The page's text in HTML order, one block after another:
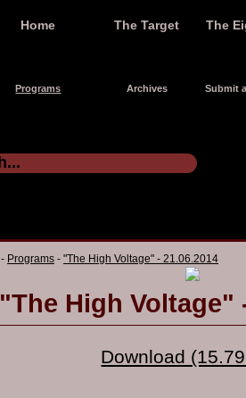
Home The Target The
Programs Archives Submit
- Programs - "The High Voltage" - 21.06.2014
"The High Voltage"
Download